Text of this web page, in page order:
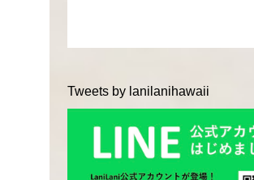
Tweets by lanilanihawaii